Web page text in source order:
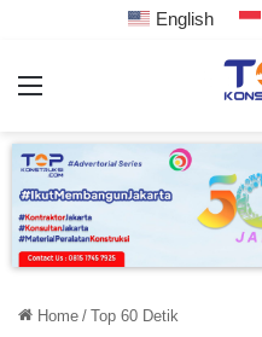
English
Home / Top 60 Detik